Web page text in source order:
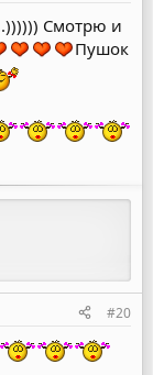
Смотрю и
Пушок
#20